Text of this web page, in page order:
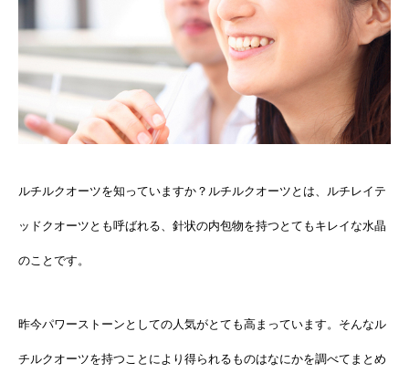
ルチルクオーツを知っていますか？ルチルクオーツとは、ルチレイテ
ッドクオーツとも呼ばれる、針状の内包物を持つとてもキレイな水晶
のことです。
昨今パワーストーンとしての人気がとても高まっています。そんなル
チルクオーツを持つことにより得られるものはなにかを調べてまとめ